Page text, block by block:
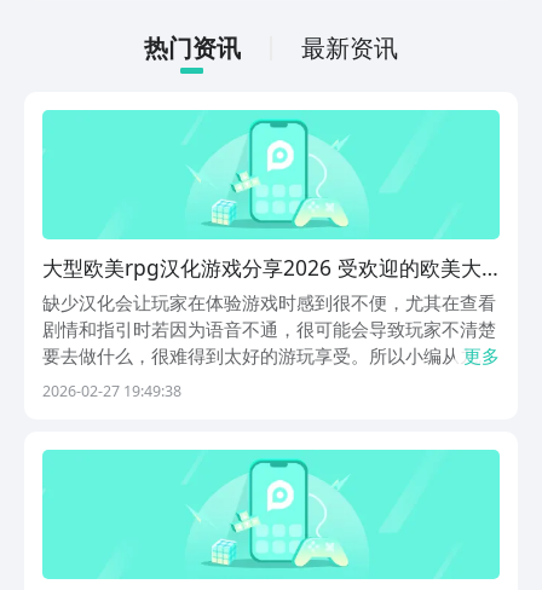
打发无聊的时间，可玩性真的比较高。
热门资讯 最新资讯
大型欧美rpg汉化游戏分享2026 受欢迎的欧美大
型rpg汉化游戏手机版榜单合集
缺少汉化会让玩家在体验游戏时感到很不便，尤其在查看
剧情和指引时若因为语音不通，很可能会导致玩家不清楚
要去做什么，很难得到太好的游玩享受。所以小编从九游
里挑了些大型欧美rpg汉化游戏推荐给大家，九游可是手
更多
2026-02-27 19:49:38